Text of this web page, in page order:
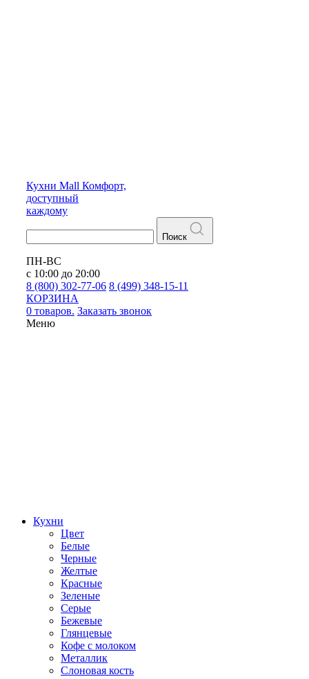
Кухни Mall Комфорт,
доступный
каждому
Поиск
ПН-ВС
с 10:00 до 20:00
8 (800) 302-77-06 8 (499) 348-15-11
КОРЗИНА
0 товаров. Заказать звонок
Меню
Кухни
Цвет
Белые
Черные
Желтые
Красные
Зеленые
Серые
Бежевые
Глянцевые
Кофе с молоком
Металлик
Слоновая кость